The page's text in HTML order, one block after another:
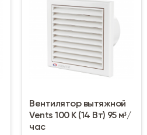
Вентилятор вытяжной
Vents 100 К (14 Вт) 95 м³/
час